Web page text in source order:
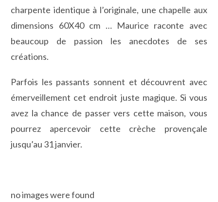
charpente identique à l’originale, une chapelle aux
dimensions 60X40 cm … Maurice raconte avec
beaucoup de passion les anecdotes de ses
créations.
Parfois les passants sonnent et découvrent avec
émerveillement cet endroit juste magique. Si vous
avez la chance de passer vers cette maison, vous
pourrez apercevoir cette crèche provençale
jusqu’au 31 janvier.
no images were found